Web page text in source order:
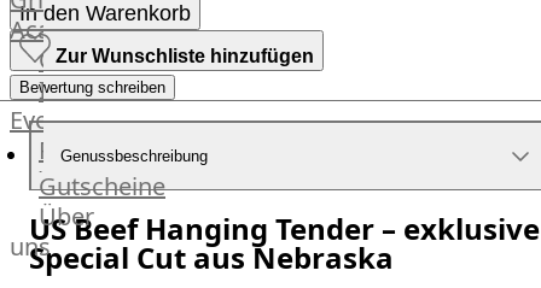
Academy
OTTO@Home
Individuelle
Events
Partner
Kalender
Gästehaus
Villa
Glanzstoff
Gutscheine
Über
uns
In den Warenkorb
Zur Wunschliste hinzufügen
Bewertung schreiben
Genussbeschreibung
US Beef Hanging Tender –
Special Cut aus Nebraska